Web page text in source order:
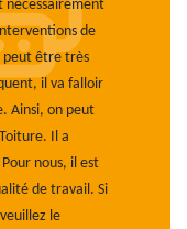
nécessairement
de
peut être très
il va falloir
Ainsi, on peut
Il a
nous, il est
de travail. Si
le